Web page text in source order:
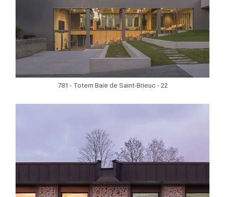
781 - Totem Baie de Saint-Brieuc - 22